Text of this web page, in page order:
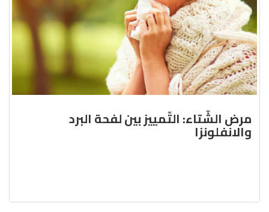
مرض الشّتاء: التّمييز بين لفحة البرد
والانفلونزا